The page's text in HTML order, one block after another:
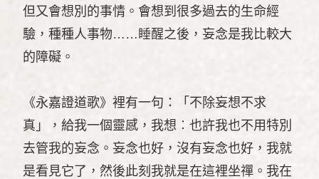
但又會想別的事情。會想到很多過去的生命經
驗，種種人事物……睡醒之後，妄念是我比較大
的障礙。
《永嘉證道歌》裡有一句：「不除妄想不求
真」，給我一個靈感，我想︰也許我也不用特別
去管我的妄念。妄念也好，沒有妄念也好，我就
是看見它了，然後此刻我就是在這裡坐禪。我在